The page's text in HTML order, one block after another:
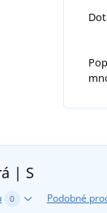
| S
0 Podobné